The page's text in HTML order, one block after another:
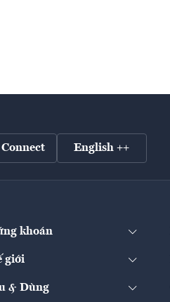
English ++
khoán
giới
& Dùng